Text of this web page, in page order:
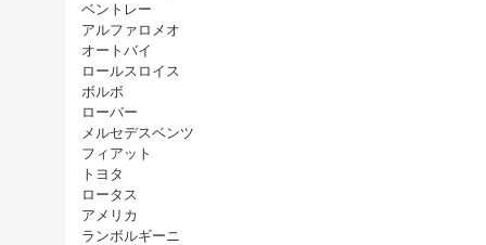
ベントレー
アルファロメオ
オートバイ
ロールスロイス
ボルボ
ローバー
メルセデスベンツ
フィアット
トヨタ
ロータス
アメリカ
ランボルギーニ